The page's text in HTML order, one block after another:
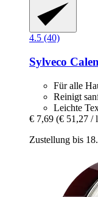
4.5 (40)
Sylveco
Für alle
Reinigt
Leichte
€ 7,69 (€ 51,27 /
Zustellung bis